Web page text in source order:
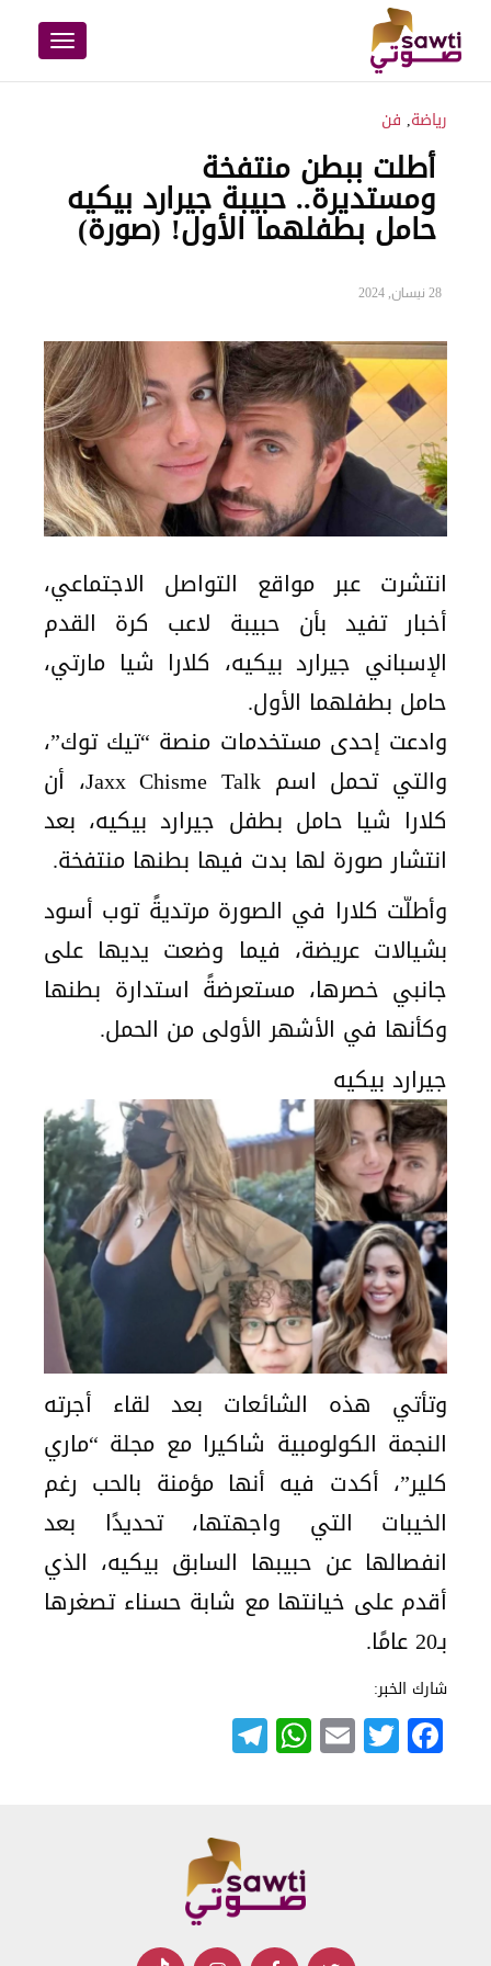
Toggle
navigation
رياضة, فن
أطلت ببطن منتفخة
ومستديرة.. حبيبة جيرارد بيكيه
حامل بطفلهما الأول! (صورة)
28 نيسان, 2024
انتشرت عبر مواقع التواصل الاجتماعي،
أخبار تفيد بأن حبيبة لاعب كرة القدم
الإسباني جيرارد بيكيه، كلارا شيا مارتي،
حامل بطفلهما الأول.
وادعت إحدى مستخدمات منصة “تيك توك”،
والتي تحمل اسم Jaxx Chisme Talk، أن
كلارا شيا حامل بطفل جيرارد بيكيه، بعد
انتشار صورة لها بدت فيها بطنها منتفخة.
وأطلّت كلارا في الصورة مرتديةً توب أسود
بشيالات عريضة، فيما وضعت يديها على
جانبي خصرها، مستعرضةً استدارة بطنها
وكأنها في الأشهر الأولى من الحمل.
جيرارد بيكيه
وتأتي هذه الشائعات بعد لقاء أجرته
النجمة الكولومبية شاكيرا مع مجلة “ماري
كلير”، أكدت فيه أنها مؤمنة بالحب رغم
الخيبات التي واجهتها، تحديدًا بعد
انفصالها عن حبيبها السابق بيكيه، الذي
أقدم على خيانتها مع شابة حسناء تصغرها
بـ20 عامًا.
شارك الخبر:
Facebook
Twitter
Email
WhatsApp